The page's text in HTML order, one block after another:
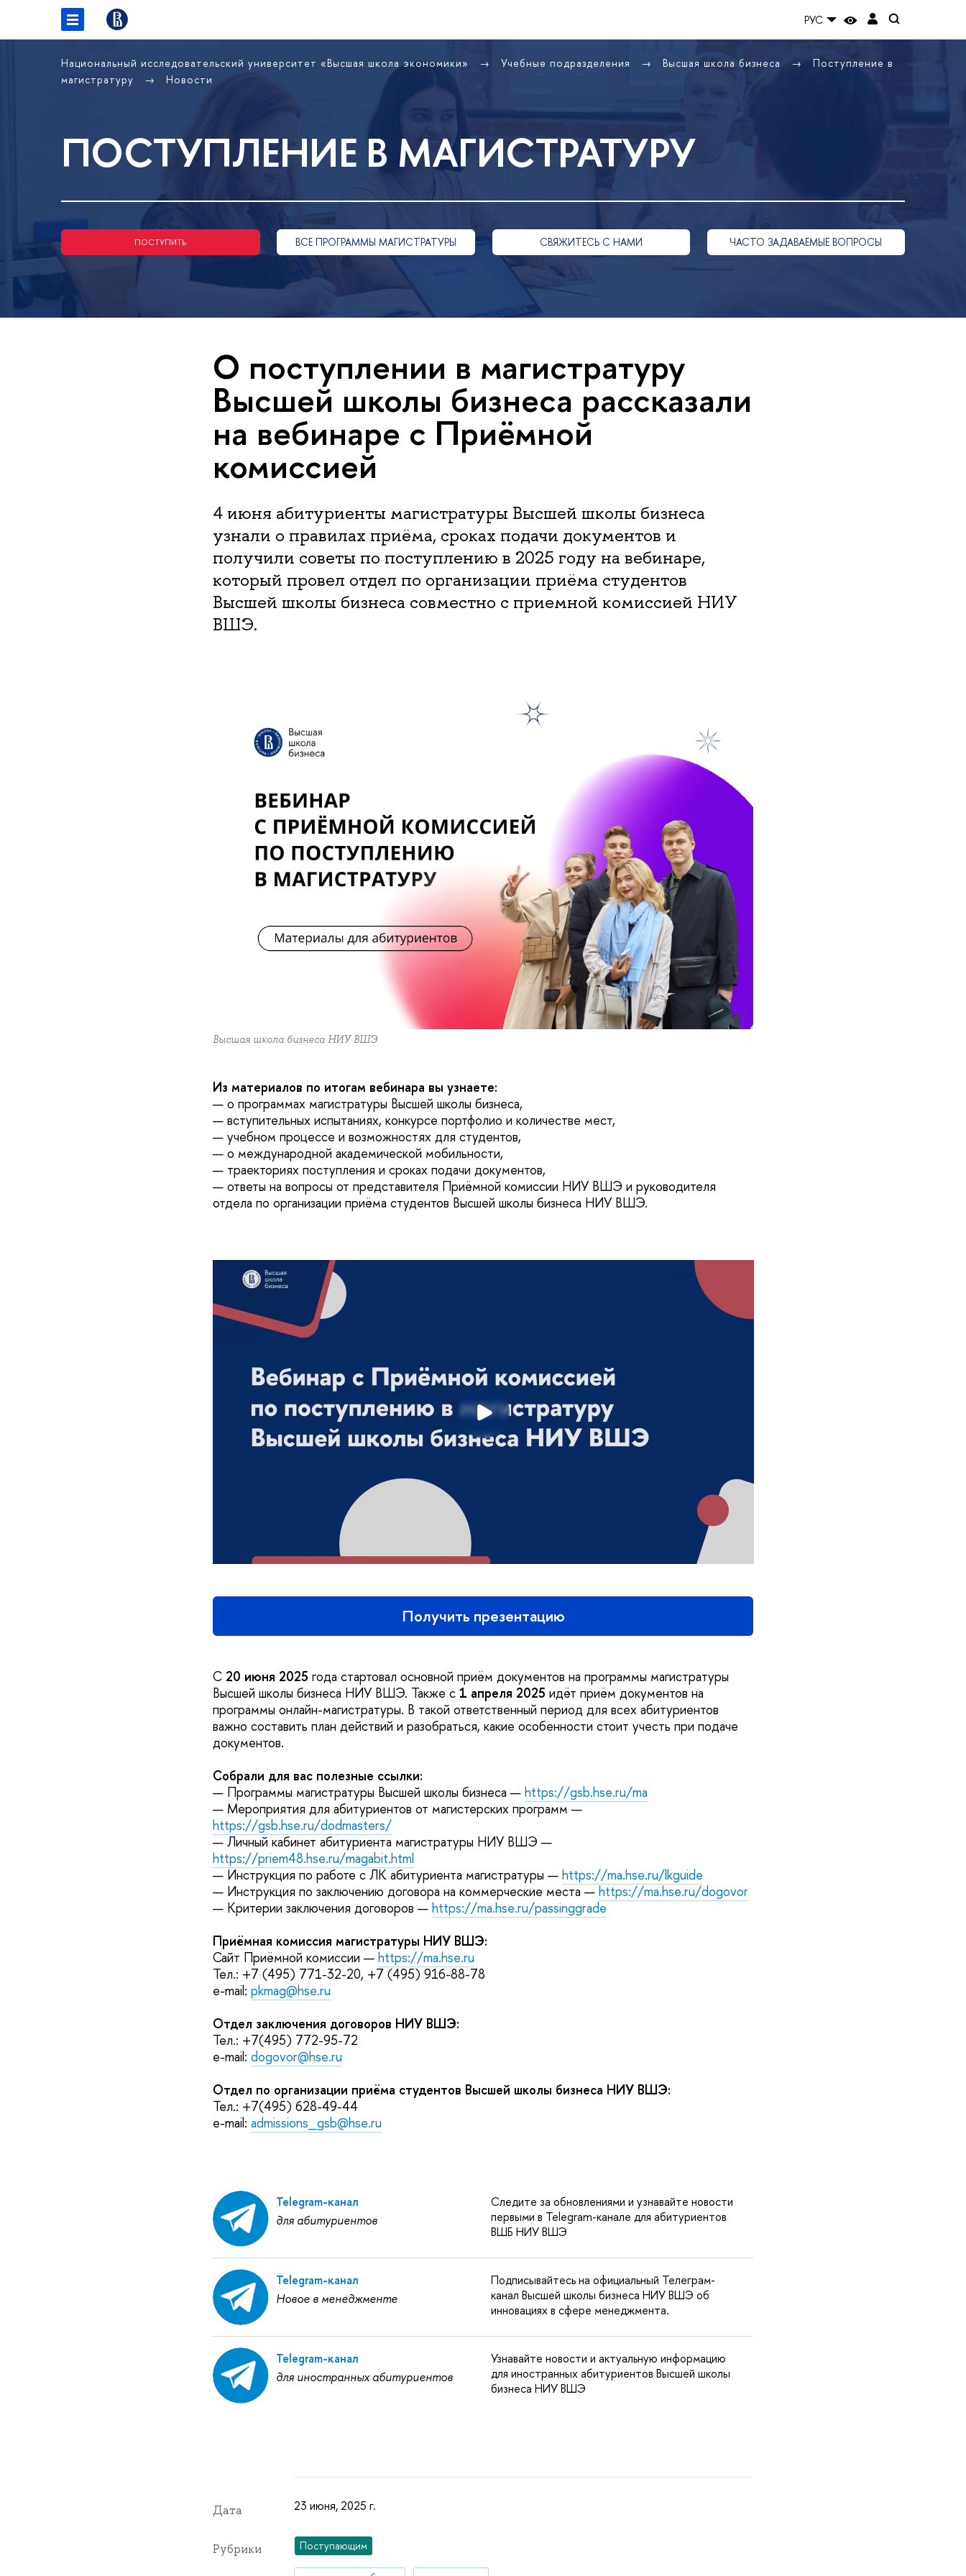
РУС
Национальный исследовательский университет «Высшая школа экономики» Учебные подразделения Высшая школа бизнеса
Поступление в
магистратуру
Новости
ПОСТУПЛЕНИЕ В МАГИСТРАТУРУ
ПОСТУПИТЬ ВСЕ ПРОГРАММЫ МАГИСТРАТУРЫ СВЯЖИТЕСЬ С НАМИ ЧАСТО ЗАДАВАЕМЫЕ ВОПРОСЫ
О поступлении в магистратуру
Высшей школы бизнеса рассказали
на вебинаре с Приёмной
комиссией
4 июня абитуриенты магистратуры Высшей школы бизнеса
узнали о правилах приёма, сроках подачи документов и
получили советы по поступлению в 2025 году на вебинаре,
который провел отдел по организации приёма студентов
Высшей школы бизнеса совместно с приемной комиссией НИУ
ВШЭ.
Высшая школа бизнеса НИУ ВШЭ
Из материалов по итогам вебинара вы узнаете:
— о программах магистратуры Высшей школы бизнеса,
— вступительных испытаниях, конкурсе портфолио и количестве мест,
— учебном процессе и возможностях для студентов,
— о международной академической мобильности,
— траекториях поступления и сроках подачи документов,
— ответы на вопросы от представителя Приёмной комиссии НИУ ВШЭ и руководителя
отдела по организации приёма студентов Высшей школы бизнеса НИУ ВШЭ.
Получить презентацию
С 20 июня 2025 года стартовал основной приём документов на программы магистратуры
Высшей школы бизнеса НИУ ВШЭ. Также с 1 апреля 2025 идёт приём документов на
программы онлайн-магистратуры. В такой ответственный период для всех абитуриентов
важно составить план действий и разобраться, какие особенности стоит учесть при подаче
документов.
Собрали для вас полезные ссылки:
— Программы магистратуры Высшей школы бизнеса — https://gsb.hse.ru/ma
— Мероприятия для абитуриентов от магистерских программ —
https://gsb.hse.ru/dodmasters/
— Личный кабинет абитуриента магистратуры НИУ ВШЭ —
https://priem48.hse.ru/magabit.html
— Инструкция по работе с ЛК абитуриента магистратуры — https://ma.hse.ru/lkguide
— Инструкция по заключению договора на коммерческие места — https://ma.hse.ru/dogovor
— Критерии заключения договоров — https://ma.hse.ru/passinggrade
Приёмная комиссия магистратуры НИУ ВШЭ:
Сайт Приёмной комиссии — https://ma.hse.ru
Тел.: +7 (495) 771-32-20, +7 (495) 916-88-78
e-mail: pkmag@hse.ru
Отдел заключения договоров НИУ ВШЭ:
Тел.: +7(495) 772-95-72
e-mail: dogovor@hse.ru
Отдел по организации приёма студентов Высшей школы бизнеса НИУ ВШЭ:
Тел.: +7(495) 628-49-44
e-mail: admissions_gsb@hse.ru
Telegram-канал
для абитуриентов
Следите за обновлениями и узнавайте новости
первыми в Telegram-канале для абитуриентов
ВШБ НИУ ВШЭ
Telegram-канал
Новое в менеджменте
Подписывайтесь на официальный Телеграм-
канал Высшей школы бизнеса НИУ ВШЭ об
инновациях в сфере менеджмента.
Telegram-канал
для иностранных абитуриентов
Узнавайте новости и актуальную информацию
для иностранных абитуриентов Высшей школы
бизнеса НИУ ВШЭ
Дата 23 июня, 2025 г.
Рубрики Поступающим